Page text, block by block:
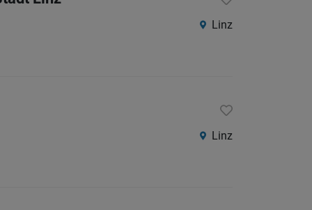
Linz
Linz